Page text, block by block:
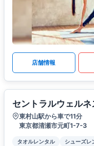
店舗情報
セントラルウェル
東村山駅から車で11分
東京都清瀬市元町1-7-3
タオルレンタル シューズレ